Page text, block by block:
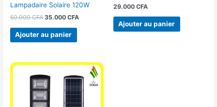
Lampadaire Solaire 120W
50.000CFA 35.000CFA
Ajouter au panier
29.000 CFA
Ajouter au panier